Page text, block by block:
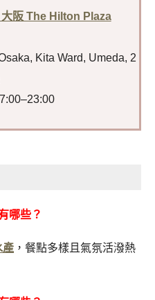
阪 The Hilton Plaza
Kita Ward, Umeda, 2
哪些？
產 ，餐點多樣且氣氛活潑熱